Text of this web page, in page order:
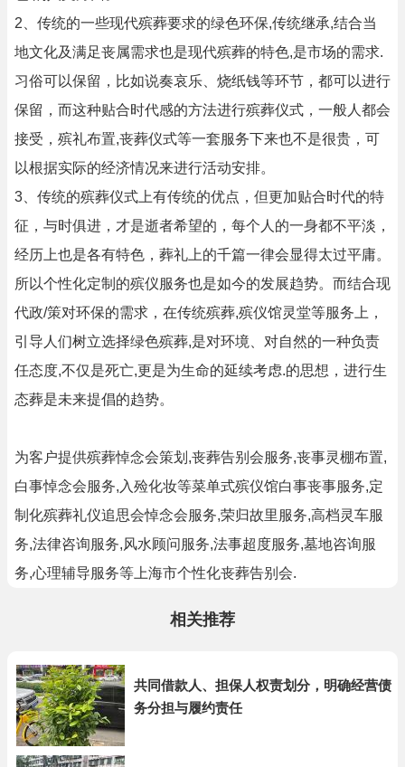
2、传统的一些现代殡葬要求的绿色环保,传统继承,结合当
地文化及满足丧属需求也是现代殡葬的特色,是市场的需求.
习俗可以保留，比如说奏哀乐、烧纸钱等环节，都可以进行
保留，而这种贴合时代感的方法进行殡葬仪式，一般人都会
接受，殡礼布置,丧葬仪式等一套服务下来也不是很贵，可
以根据实际的经济情况来进行活动安排。
3、传统的殡葬仪式上有传统的优点，但更加贴合时代的特
征，与时俱进，才是逝者希望的，每个人的一身都不平淡，
经历上也是各有特色，葬礼上的千篇一律会显得太过平庸。
所以个性化定制的殡仪服务也是如今的发展趋势。而结合现
代政/策对环保的需求，在传统殡葬,殡仪馆灵堂等服务上，
引导人们树立选择绿色殡葬,是对环境、对自然的一种负责
任态度,不仅是死亡,更是为生命的延续考虑.的思想，进行生
态葬是未来提倡的趋势。
为客户提供殡葬悼念会策划,丧葬告别会服务,丧事灵棚布置,
白事悼念会服务,入殓化妆等菜单式殡仪馆白事丧事服务,定
制化殡葬礼仪追思会悼念会服务,荣归故里服务,高档灵车服
务,法律咨询服务,风水顾问服务,法事超度服务,墓地咨询服
务,心理辅导服务等上海市个性化丧葬告别会.
相关推荐
共同借款人、担保人权责划分，明确经营债
务分担与履约责任